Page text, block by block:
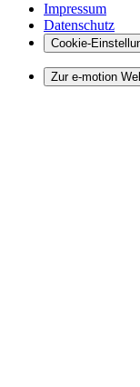
Impressum
Datenschutz
Cookie-
Zur e-motion